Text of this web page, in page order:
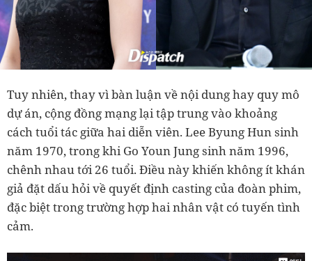
Tuy nhiên, thay vì bàn luận về nội dung hay quy mô
dự án, cộng đồng mạng lại tập trung vào khoảng
cách tuổi tác giữa hai diễn viên. Lee Byung Hun sinh
năm 1970, trong khi Go Youn Jung sinh năm 1996,
chênh nhau tới 26 tuổi. Điều này khiến không ít khán
giả đặt dấu hỏi về quyết định casting của đoàn phim,
đặc biệt trong trường hợp hai nhân vật có tuyến tình
cảm.